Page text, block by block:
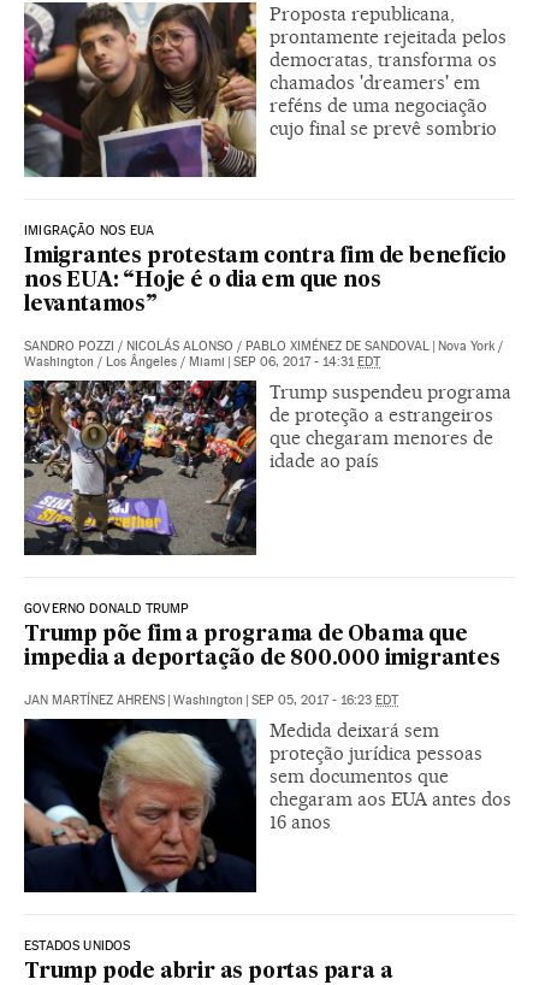
Proposta republicana,
prontamente rejeitada pelos
democratas, transforma os
chamados 'dreamers' em
reféns de uma negociação
cujo final se prevê sombrio
IMIGRAÇÃO NOS EUA
Imigrantes protestam contra fim de benefício
nos EUA: “Hoje é o dia em que nos
levantamos”
SANDRO POZZI / NICOLÁS ALONSO / PABLO XIMÉNEZ DE SANDOVAL | Nova York /
Washington / Los Ângeles / Miami | SEP 06, 2017 - 14:31 EDT
Trump suspendeu programa
de proteção a estrangeiros
que chegaram menores de
idade ao país
GOVERNO DONALD TRUMP
Trump põe fim a programa de Obama que
impedia a deportação de 800.000 imigrantes
JAN MARTÍNEZ AHRENS | Washington | SEP 05, 2017 - 16:23 EDT
Medida deixará sem
proteção jurídica pessoas
sem documentos que
chegaram aos EUA antes dos
16 anos
ESTADOS UNIDOS
Trump pode abrir as portas para a